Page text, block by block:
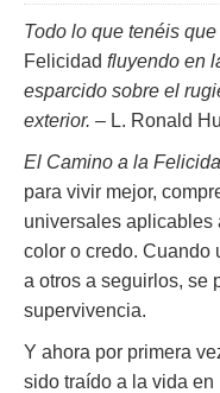
Todo lo que tenéis
Felicidad fluyendo en
esparcido sobre el
exterior. – L. Ronald
El Camino a la
para vivir mejor,
universales aplicables
color o credo. Cuando
a otros a seguirlos, se
supervivencia.
Y ahora por primera
sido traído a la vida